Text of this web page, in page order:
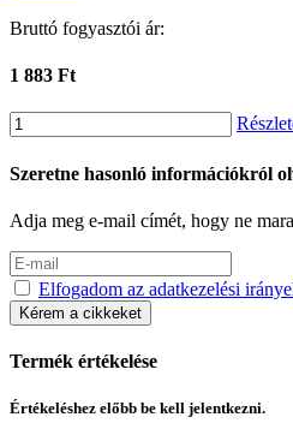
Bruttó fogyasztói ár:
1 883 Ft
Szeretne hasonló információkról
Adja meg e-mail címét, hogy ne
Elfogadom az adatkezelési
Kérem a cikkeket
Termék értékelése
Értékeléshez előbb be kell jelentkezni.